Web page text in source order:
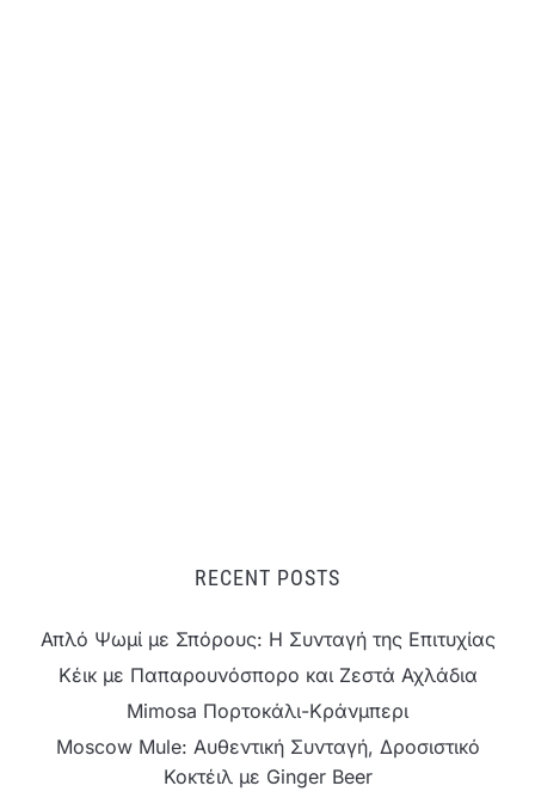
RECENT POSTS
Απλό Ψωμί με Σπόρους: Η Συνταγή της Επιτυχίας
Κέικ με Παπαρουνόσπορο και Ζεστά Αχλάδια
Mimosa Πορτοκάλι-Κράνμπερι
Moscow Mule: Αυθεντική Συνταγή, Δροσιστικό
Κοκτέιλ με Ginger Beer